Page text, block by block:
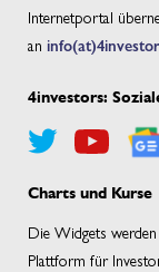
Internetportal
an
4investors:
Charts und Kurse
Die Widgets
Plattform für